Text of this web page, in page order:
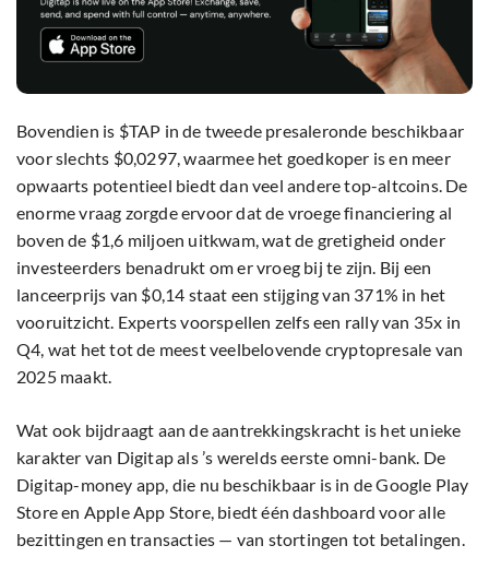
Bovendien is $TAP in de tweede presaleronde beschikbaar
voor slechts $0,0297, waarmee het goedkoper is en meer
opwaarts potentieel biedt dan veel andere top-altcoins. De
enorme vraag zorgde ervoor dat de vroege financiering al
boven de $1,6 miljoen uitkwam, wat de gretigheid onder
investeerders benadrukt om er vroeg bij te zijn. Bij een
lanceerprijs van $0,14 staat een stijging van 371% in het
vooruitzicht. Experts voorspellen zelfs een rally van 35x in
Q4, wat het tot de meest veelbelovende cryptopresale van
2025 maakt.
Wat ook bijdraagt aan de aantrekkingskracht is het unieke
karakter van Digitap als ’s werelds eerste omni-bank. De
Digitap-money app, die nu beschikbaar is in de Google Play
Store en Apple App Store, biedt één dashboard voor alle
bezittingen en transacties — van stortingen tot betalingen.